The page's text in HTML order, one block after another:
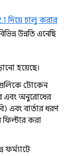
দিয়ে চালু করার
উন্নতি এনেছি
হয়েছে।
টোকেন
এবং অনুরোধের
এবং বার্তার ধরণ
ফিল্টার করা
ফর্ম্যাটে